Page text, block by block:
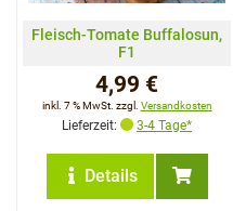
Fleisch-Tomate Buffalosun,
F1
4,99 €
inkl. 7 % MwSt. zzgl. Versandkosten
Lieferzeit: 3-4 Tage*
Details